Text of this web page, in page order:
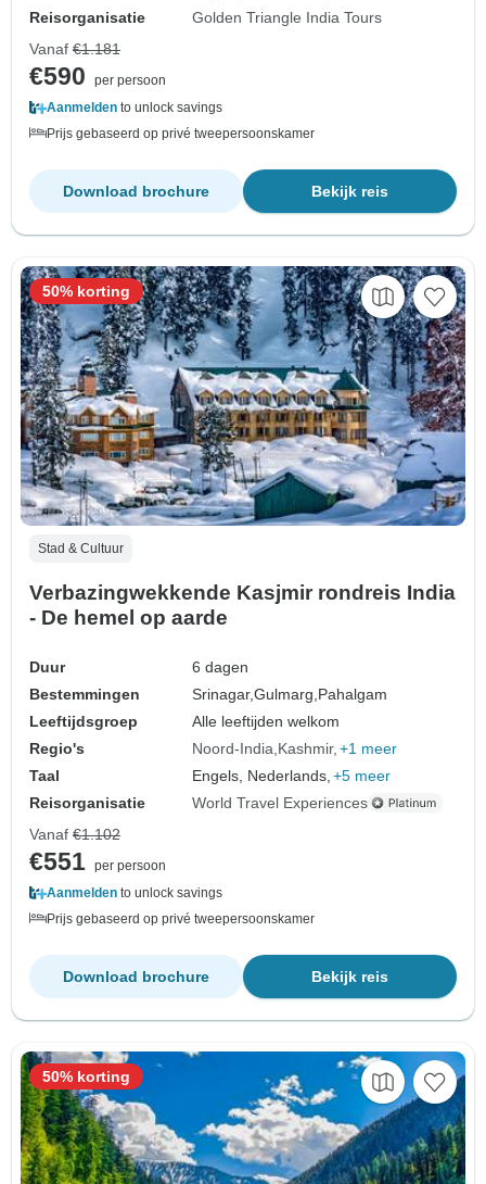
Reisorganisatie
Golden Triangle India Tours
Vanaf €1.181
€590
per persoon
Aanmelden to unlock savings
Prijs gebaseerd op privé tweepersoonskamer
Bekijk reis
Download brochure
Stad & Cultuur
Verbazingwekkende Kasjmir rondreis India
- De hemel op aarde
Duur
6 dagen
Bestemmingen
Srinagar,Gulmarg, Pahalgam
Leeftijdsgroep
Alle leeftijden welkom
Regio's
Noord-India Kashmir +1 meer
Taal
Engels, Nederlands, +5 meer
Reisorganisatie
World Travel Experiences
50% korting
Vanaf €1.102
€551 per persoon
Aanmelden to unlock savings
Prijs gebaseerd op privé tweepersoonskamer
Bekijk reis
Download brochure
50% korting